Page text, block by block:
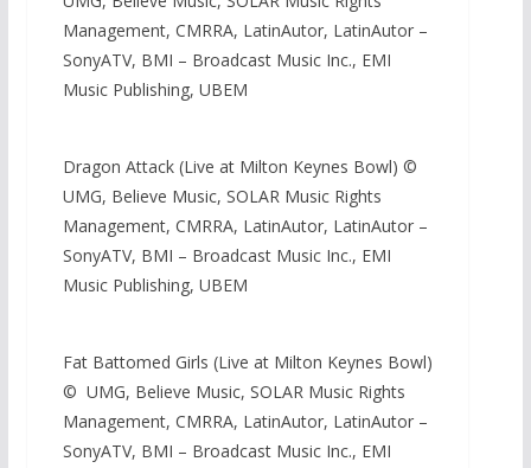
Management, CMRRA, LatinAutor, LatinAutor –
SonyATV, BMI – Broadcast Music Inc., EMI
Music Publishing, UBEM
Dragon Attack (Live at Milton Keynes Bowl) ©
UMG, Believe Music, SOLAR Music Rights
Management, CMRRA, LatinAutor, LatinAutor –
SonyATV, BMI – Broadcast Music Inc., EMI
Music Publishing, UBEM
Fat Battomed Girls (Live at Milton Keynes Bowl)
© UMG, Believe Music, SOLAR Music Rights
Management, CMRRA, LatinAutor, LatinAutor –
SonyATV, BMI – Broadcast Music Inc., EMI